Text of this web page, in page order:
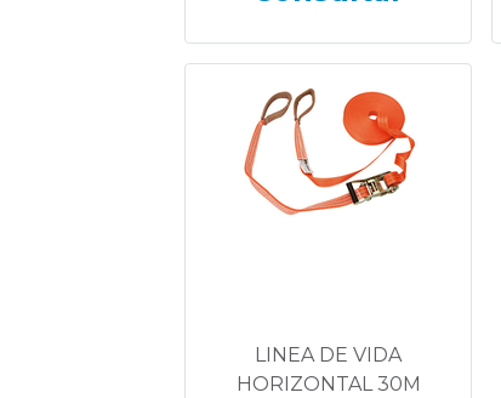
LINEA DE VIDA
HORIZONTAL 30M